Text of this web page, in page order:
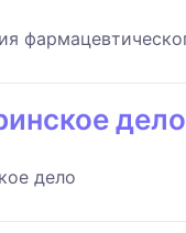
дело
дело